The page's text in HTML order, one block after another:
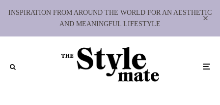
INSPIRATION FROM AROUND THE WORLD FOR AN AESTHETIC
AND MEANINGFUL LIFESTYLE